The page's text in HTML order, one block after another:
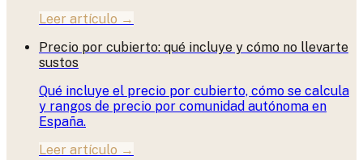
Leer artículo →
Precio por cubierto: qué incluye y cómo no llevarte
sustos
Qué incluye el precio por cubierto, cómo se calcula
y rangos de precio por comunidad autónoma en
España.
Leer artículo →